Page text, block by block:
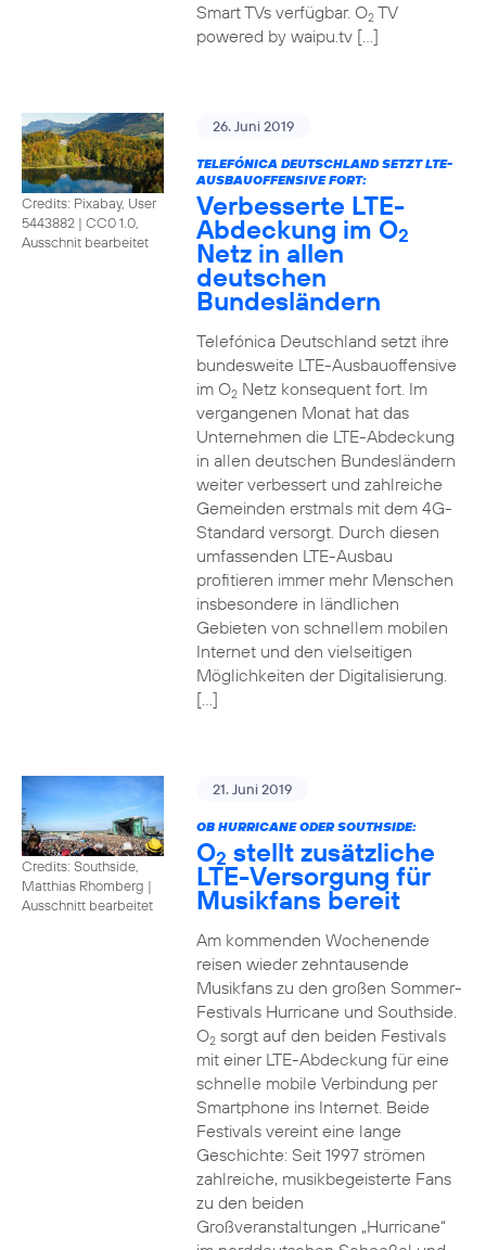
Smart TVs verfügbar. O2TV
powered by waipu.tv […]
Credits: Pixabay, User
5443882 | CC0 1.0,
Ausschnit bearbeitet
26. Juni 2019
TELEFÓNICA DEUTSCHLAND SETZT LTE-
AUSBAUOFFENSIVE FORT:
Verbesserte LTE-
Abdeckung im O2
Netz in allen
deutschen
Bundesländern
Telefónica Deutschland setzt ihre
bundesweite LTE-Ausbauoffensive
im O2Netz konsequent fort. Im
vergangenen Monat hat das
Unternehmen die LTE-Abdeckung
in allen deutschen Bundesländern
weiter verbessert und zahlreiche
Gemeinden erstmals mit dem 4G-
Standard versorgt. Durch diesen
umfassenden LTE-Ausbau
profitieren immer mehr Menschen
insbesondere in ländlichen
Gebieten von schnellem mobilen
Internet und den vielseitigen
Möglichkeiten der Digitalisierung.
[…]
Credits: Southside,
Matthias Rhomberg |
Ausschnitt bearbeitet
21. Juni 2019
OB HURRICANE ODER SOUTHSIDE:
O2 stellt zusätzliche
LTE-Versorgung für
Musikfans bereit
Am kommenden Wochenende
reisen wieder zehntausende
Musikfans zu den großen Sommer-
Festivals Hurricane und Southside.
O2sorgt auf den beiden Festivals
mit einer LTE-Abdeckung für eine
schnelle mobile Verbindung per
Smartphone ins Internet. Beide
Festivals vereint eine lange
Geschichte: Seit 1997 strömen
zahlreiche, musikbegeisterte Fans
zu den beiden
Großveranstaltungen „Hurricane“